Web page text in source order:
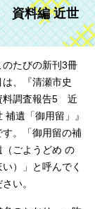
資料編 近世
のたびの新刊3冊
は、『清瀬市史
料調査報告5 近
補遺「御用留」』
す。「御用留の補
（ごようどめ の
い）」と呼んでく
さい。